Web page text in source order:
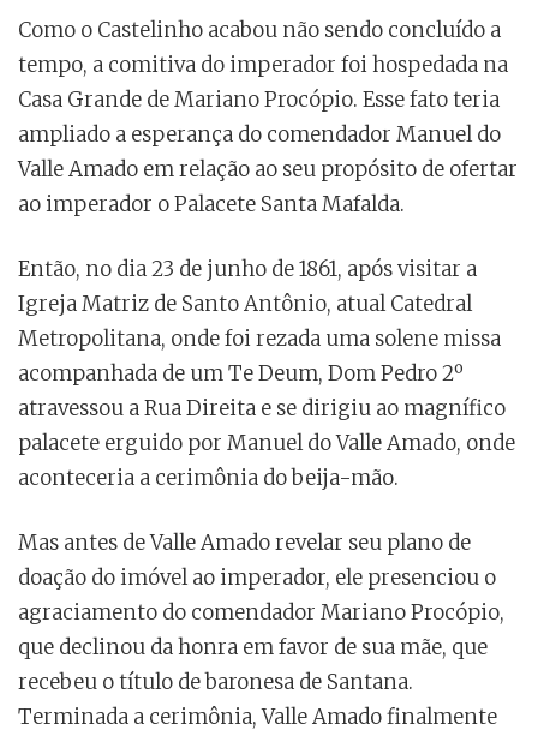
Como o Castelinho acabou não sendo concluído a
tempo, a comitiva do imperador foi hospedada na
Casa Grande de Mariano Procópio. Esse fato teria
ampliado a esperança do comendador Manuel do
Valle Amado em relação ao seu propósito de ofertar
ao imperador o Palacete Santa Mafalda.
Então, no dia 23 de junho de 1861, após visitar a
Igreja Matriz de Santo Antônio, atual Catedral
Metropolitana, onde foi rezada uma solene missa
acompanhada de um Te Deum, Dom Pedro 2º
atravessou a Rua Direita e se dirigiu ao magnífico
palacete erguido por Manuel do Valle Amado, onde
aconteceria a cerimônia do beija-mão.
Mas antes de Valle Amado revelar seu plano de
doação do imóvel ao imperador, ele presenciou o
agraciamento do comendador Mariano Procópio,
que declinou da honra em favor de sua mãe, que
recebeu o título de baronesa de Santana.
Terminada a cerimônia, Valle Amado finalmente